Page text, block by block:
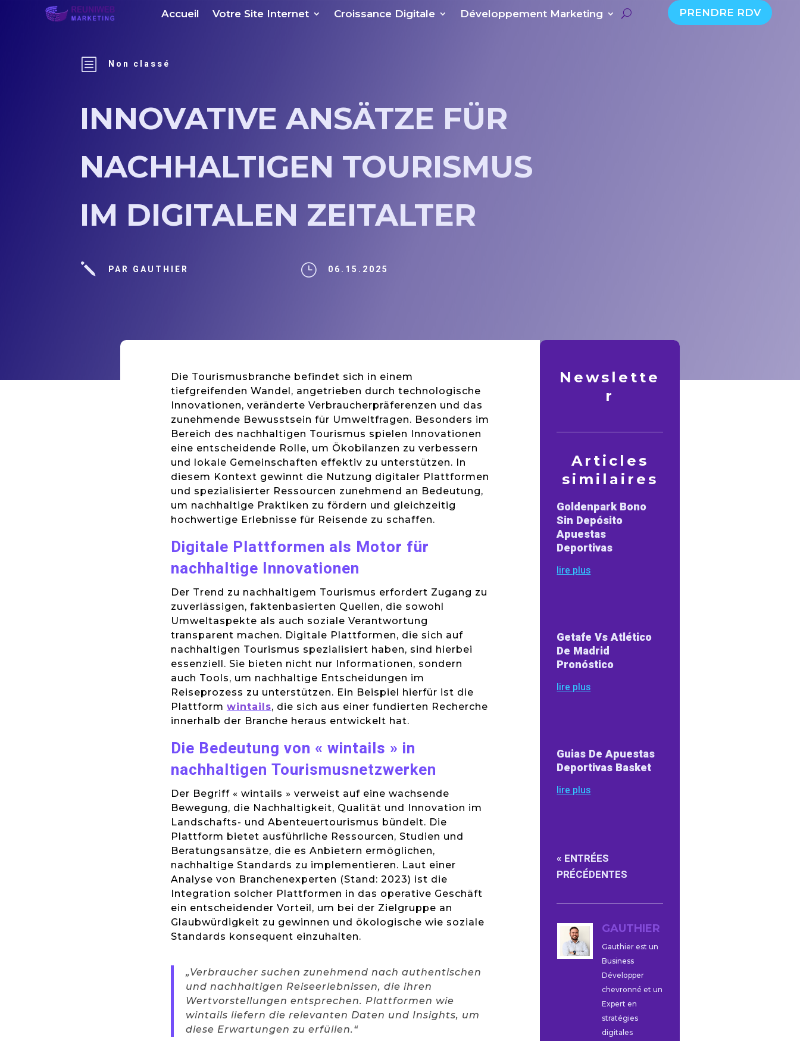
Accueil Votre Site Internet Croissance Digitale Développement Marketing PRENDRE RDV
b Non classé
INNOVATIVE ANSÄTZE FÜR
NACHHALTIGEN TOURISMUS
IM DIGITALEN ZEITALTER
j PAR GAUTHIER } 06.15.2025
Die Tourismusbranche befindet sich in einem
tiefgreifenden Wandel, angetrieben durch technologische
Innovationen, veränderte Verbraucherpräferenzen und das
zunehmende Bewusstsein für Umweltfragen. Besonders im
Bereich des nachhaltigen Tourismus spielen Innovationen
eine entscheidende Rolle, um Ökobilanzen zu verbessern
und lokale Gemeinschaften effektiv zu unterstützen. In
diesem Kontext gewinnt die Nutzung digitaler Plattformen
und spezialisierter Ressourcen zunehmend an Bedeutung,
um nachhaltige Praktiken zu fördern und gleichzeitig
hochwertige Erlebnisse für Reisende zu schaffen.
Digitale Plattformen als Motor für
nachhaltige Innovationen
Der Trend zu nachhaltigem Tourismus erfordert Zugang zu
zuverlässigen, faktenbasierten Quellen, die sowohl
Umweltaspekte als auch soziale Verantwortung
transparent machen. Digitale Plattformen, die sich auf
nachhaltigen Tourismus spezialisiert haben, sind hierbei
essenziell. Sie bieten nicht nur Informationen, sondern
auch Tools, um nachhaltige Entscheidungen im
Reiseprozess zu unterstützen. Ein Beispiel hierfür ist die
Plattform wintails, die sich aus einer fundierten Recherche
innerhalb der Branche heraus entwickelt hat.
Die Bedeutung von « wintails » in
nachhaltigen Tourismusnetzwerken
Der Begriff « wintails » verweist auf eine wachsende
Bewegung, die Nachhaltigkeit, Qualität und Innovation im
Landschafts- und Abenteuertourismus bündelt. Die
Plattform bietet ausführliche Ressourcen, Studien und
Beratungsansätze, die es Anbietern ermöglichen,
nachhaltige Standards zu implementieren. Laut einer
Analyse von Branchenexperten (Stand: 2023) ist die
Integration solcher Plattformen in das operative Geschäft
ein entscheidender Vorteil, um bei der Zielgruppe an
Glaubwürdigkeit zu gewinnen und ökologische wie soziale
Standards konsequent einzuhalten.
„Verbraucher suchen zunehmend nach authentischen
und nachhaltigen Reiseerlebnissen, die ihren
Wertvorstellungen entsprechen. Plattformen wie
wintails liefern die relevanten Daten und Insights, um
diese Erwartungen zu erfüllen.“
Newslette
r
Articles
similaires
Goldenpark Bono
Sin Depósito
Apuestas
Deportivas
lire plus
Getafe Vs Atlético
De Madrid
Pronóstico
lire plus
Guias De Apuestas
Deportivas Basket
lire plus
« ENTRÉES
PRÉCÉDENTES
GAUTHIER
Gauthier est un
Business
Développer
chevronné et un
Expert en
stratégies
digitales